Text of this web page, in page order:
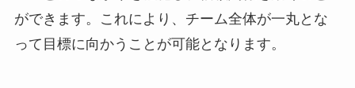
ができます。これにより、チーム全体が一丸とな
って目標に向かうことが可能となります。